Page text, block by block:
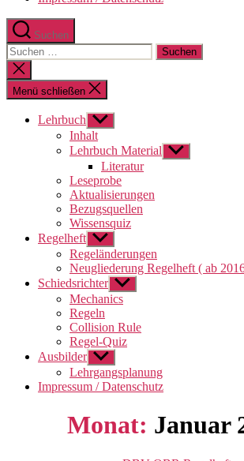
Suchen
Suchen
nach:
Suche
schließen
Menü schließen
Lehrbuch Untermenü
anzeigen
Inhalt
Lehrbuch Material Untermenü
anzeigen
Literatur
Leseprobe
Aktualisierungen
Bezugsquellen
Wissensquiz
Regelheft Untermenü
anzeigen
Regeländerungen
Neugliederung Regelheft ( ab
Schiedsrichter Untermenü
anzeigen
Mechanics
Regeln
Collision Rule
Regel-Quiz
Ausbilder Untermenü
anzeigen
Lehrgangsplanung
Impressum / Datenschutz
Monat: Januar